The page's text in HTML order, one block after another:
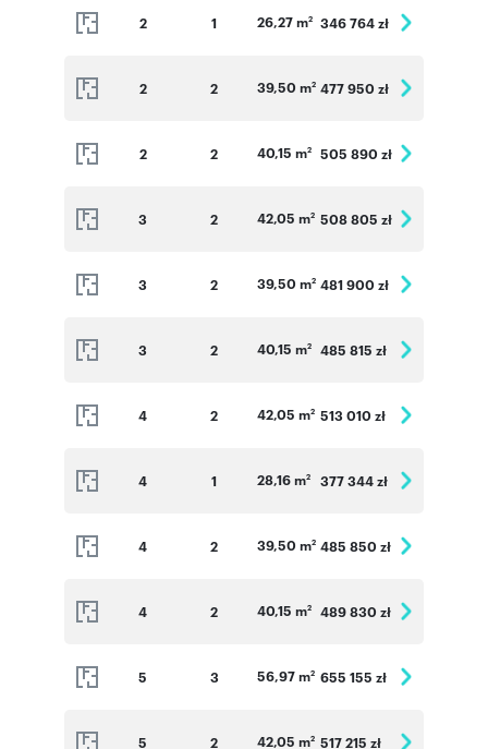
2 1 26,27 m2 346 764 zł
2 2 39,50 m2 477 950 zł
2 2 40,15 m2 505 890 zł
3 2 42,05 m2 508 805 zł
3 2 39,50 m2 481 900 zł
3 2 40,15 m2 485 815 zł
4 2 42,05 m2 513 010 zł
4 1 28,16 m2 377 344 zł
4 2 39,50 m2 485 850 zł
4 2 40,15 m2 489 830 zł
5 3 56,97 m2 655 155 zł
5 2 42,05 m2 517 215 zł